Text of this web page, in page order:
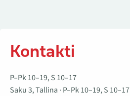
Kontakti
P–Pk 10–19, S 10–17
Saku 3, Tallina · P–Pk 10–19, S 10–17